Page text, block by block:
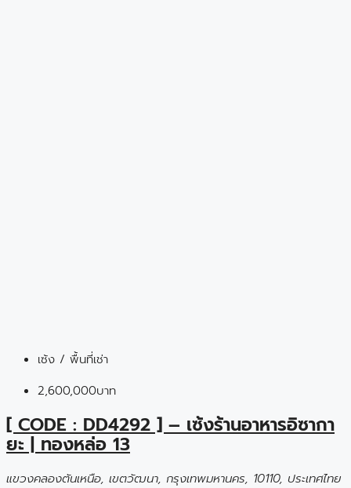
เซ้ง / พื้นที่เช่า
2,600,000บาท
[ CODE : DD4292 ] – เซ้งร้านอาหารอิซากา
ยะ | ทองหล่อ 13
แขวงคลองตันเหนือ, เขตวัฒนา, กรุงเทพมหานคร, 10110, ประเทศไทย